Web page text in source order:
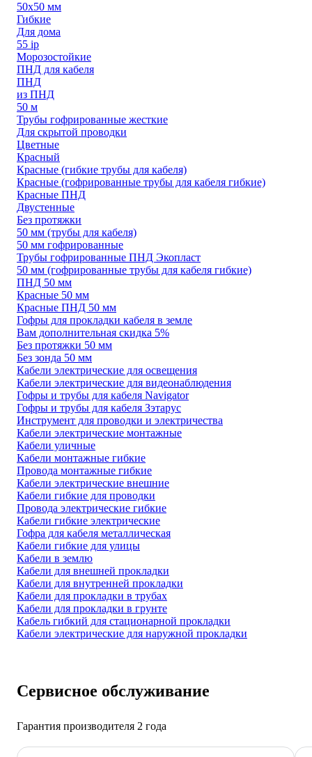
50х50 мм
Гибкие
Для дома
55 ip
Морозостойкие
ПНД для кабеля
ПНД
из ПНД
50 м
Трубы гофрированные жесткие
Для скрытой проводки
Цветные
Красный
Красные (гибкие трубы для кабеля)
Красные (гофрированные трубы для кабеля гибкие)
Красные ПНД
Двустенные
Без протяжки
50 мм (трубы для кабеля)
50 мм гофрированные
Трубы гофрированные ПНД Экопласт
50 мм (гофрированные трубы для кабеля гибкие)
ПНД 50 мм
Красные 50 мм
Красные ПНД 50 мм
Гофры для прокладки кабеля в земле
Вам дополнительная скидка 5%
Без протяжки 50 мм
Без зонда 50 мм
Кабели электрические для освещения
Кабели электрические для видеонаблюдения
Гофры и трубы для кабеля Navigator
Гофры и трубы для кабеля Зэтарус
Инструмент для проводки и электричества
Кабели электрические монтажные
Кабели уличные
Кабели монтажные гибкие
Провода монтажные гибкие
Кабели электрические внешние
Кабели гибкие для проводки
Провода электрические гибкие
Кабели гибкие электрические
Гофра для кабеля металлическая
Кабели гибкие для улицы
Кабели в землю
Кабели для внешней прокладки
Кабели для внутренней прокладки
Кабели для прокладки в трубах
Кабели для прокладки в грунте
Кабель гибкий для стационарной прокладки
Кабели электрические для наружной прокладки
Сервисное обслуживание
Гарантия производителя 2 года